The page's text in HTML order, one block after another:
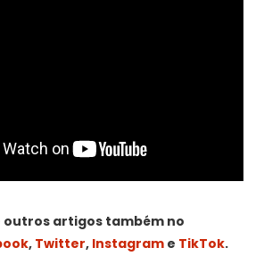
outros artigos também no
, Twitter, Instagrame TikTok.